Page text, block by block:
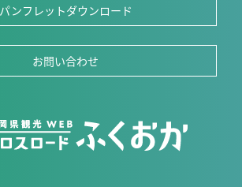
パンフレットダウンロード
お問い合わせ